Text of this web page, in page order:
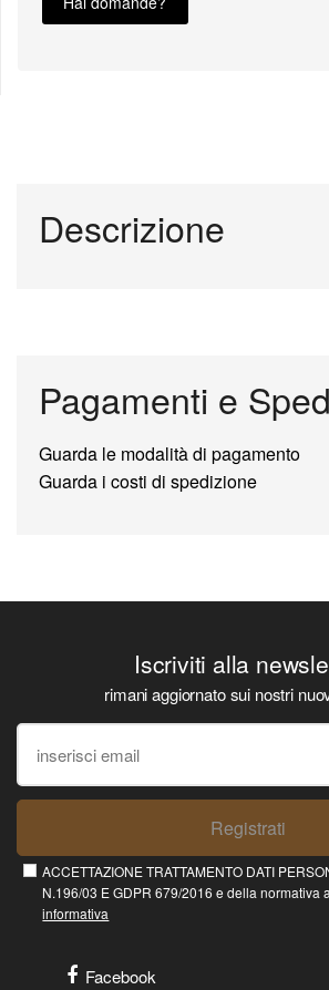
Descrizione
Pagamenti e
Guarda le modalità di pagamento
Guarda i costi di spedizione
Iscriviti alla
rimani aggiornato sui nostri
Registrati
ACCETTAZIONE TRATTAMENTO DATI
N.196/03 E GDPR 679/2016 e della normativa
informativa
Facebook